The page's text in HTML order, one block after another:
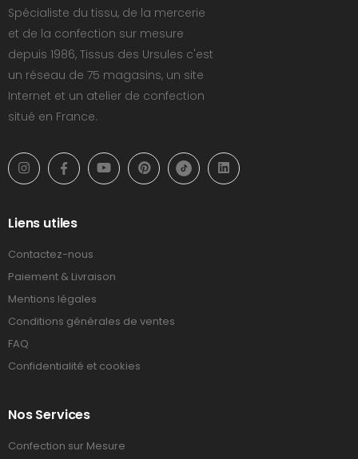
Spécialiste du tissu, de la mercerie
et de la confection sur mesure
depuis 1986, Tissus des Ursules c'est
un réseau de 75 magasins, un site
Internet et un atelier de confection
situé en France.
Liens utiles
Contactez-nous
Paiement & Livraison
Mentions légales
Conditions générales de ventes
FAQ
Confidentialité et cookies
Nos Services
Confection sur Mesure